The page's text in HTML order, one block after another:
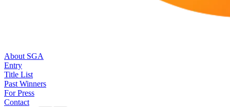
About SGA
Entry
Title List
Past Winners
For Press
Contact